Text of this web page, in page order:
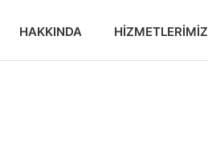
HAKKINDA HIZMETLERIMIZ